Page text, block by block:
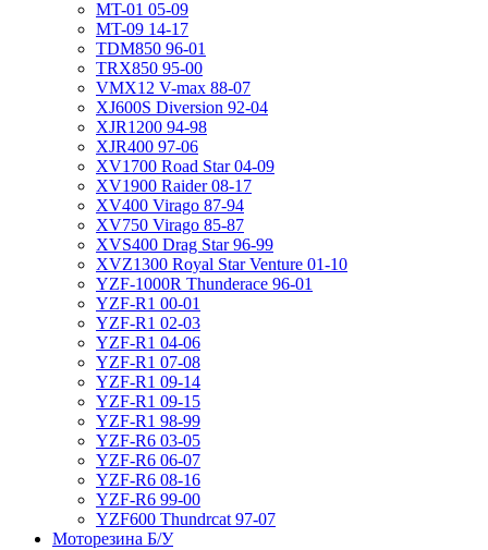
MT-01 05-09
MT-09 14-17
TDM850 96-01
TRX850 95-00
VMX12 V-max 88-07
XJ600S Diversion 92-04
XJR1200 94-98
XJR400 97-06
XV1700 Road Star 04-09
XV1900 Raider 08-17
XV400 Virago 87-94
XV750 Virago 85-87
XVS400 Drag Star 96-99
XVZ1300 Royal Star Venture 01-10
YZF-1000R Thunderace 96-01
YZF-R1 00-01
YZF-R1 02-03
YZF-R1 04-06
YZF-R1 07-08
YZF-R1 09-14
YZF-R1 09-15
YZF-R1 98-99
YZF-R6 03-05
YZF-R6 06-07
YZF-R6 08-16
YZF-R6 99-00
YZF600 Thundrcat 97-07
Моторезина Б/У